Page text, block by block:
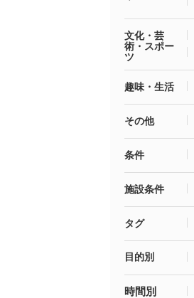
文化・芸
術・スポー
ツ
趣味・生活
その他
条件
施設条件
タグ
目的別
時間別